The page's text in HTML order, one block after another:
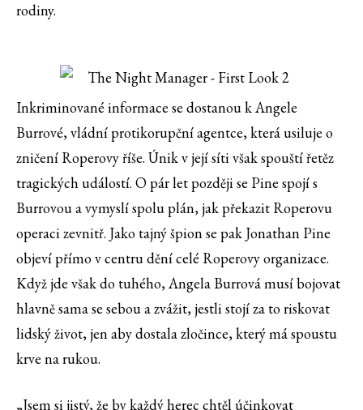
rodiny.
Inkriminované informace se dostanou k Angele
Burrové, vládní protikorupční agentce, která usiluje o
zničení Roperovy říše. Únik v její síti však spouští řetěz
tragických událostí. O pár let později se Pine spojí s
Burrovou a vymyslí spolu plán, jak překazit Roperovu
operaci zevnitř. Jako tajný špion se pak Jonathan Pine
objeví přímo v centru dění celé Roperovy organizace.
Když jde však do tuhého, Angela Burrová musí bojovat
hlavně sama se sebou a zvážit, jestli stojí za to riskovat
lidský život, jen aby dostala zločince, který má spoustu
krve na rukou.
„Jsem si jistý, že by každý herec chtěl účinkovat